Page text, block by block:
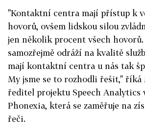
"Kontaktní centra mají přístup k
hovorů, ovšem lidskou silou
jen několik procent všech hovorů.
samozřejmě odráží na kvalitě
mají kontaktní centra u nás tak
My jsme se to rozhodli řešit," říká
ředitel projektu Speech Analytics
Phonexia, která se zaměřuje na
řeči.